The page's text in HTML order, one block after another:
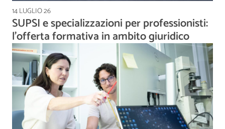
14 LUGLIO 26
SUPSI e specializzazioni per professionisti:
l’offerta formativa in ambito giuridico